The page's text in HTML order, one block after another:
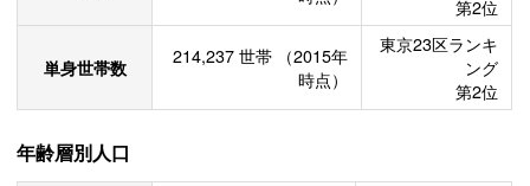
第2位
単身世帯数 214,237 世帯
（2015年
時点）
東京23区ランキ
ング
第2位
年齢層別人口